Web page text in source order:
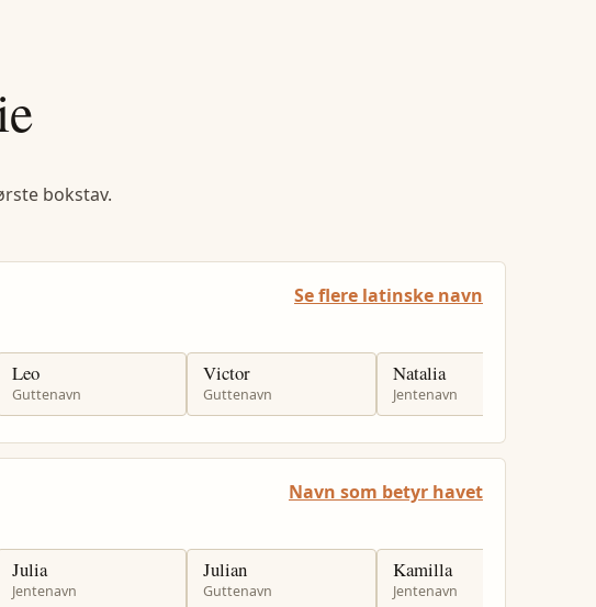
bokstav.
Se flere latinske navn
Leo
Guttenavn
Victor
Guttenavn
Natalia
Jentenavn
Navn som betyr havet
Julia
Jentenavn
Julian
Guttenavn
Kamilla
Jentenavn